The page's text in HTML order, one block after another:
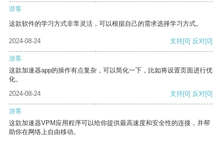
游客
这款软件的学习方式非常灵活，可以根据自己的需求选择学习方式。
2024-08-24 支持[0] 反对[0]
游客
这款加速器app的操作有点复杂，可以简化一下，比如将设置页面进行优
化。
2024-08-24
支持[0] 反对[0]
游客
这款加速器VPM应用程序可以给你提供最高速度和安全性的连接，并帮
助你在网络上自由移动。